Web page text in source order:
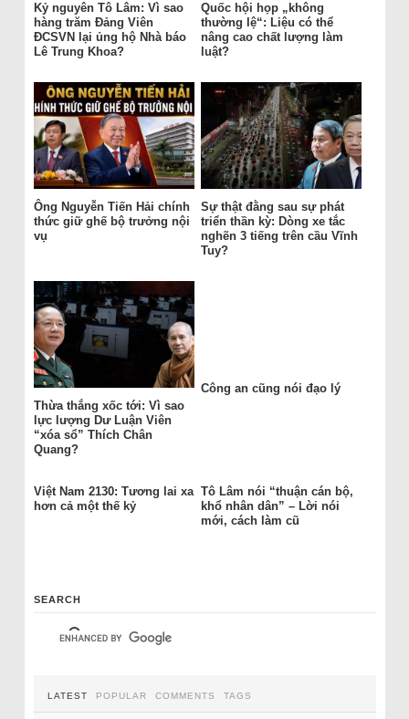
Kỷ nguyên Tô Lâm: Vì sao
hàng trăm Đảng Viên
ĐCSVN lại ủng hộ Nhà báo
Lê Trung Khoa?
Quốc hội họp „không
thường lệ“: Liệu có thể
nâng cao chất lượng làm
luật?
Ông Nguyễn Tiến Hải chính
thức giữ ghế bộ trưởng nội
vụ
Sự thật đằng sau sự phát
triển thần kỳ: Dòng xe tắc
nghẽn 3 tiếng trên cầu Vĩnh
Tuy?
Thừa thắng xốc tới: Vì sao
lực lượng Dư Luận Viên
“xóa sổ” Thích Chân
Quang?
Công an cũng nói đạo lý
Việt Nam 2130: Tương lai xa
hơn cả một thế kỷ
Tô Lâm nói “thuận cán bộ,
khổ nhân dân” – Lời nói
mới, cách làm cũ
SEARCH
LATEST POPULAR COMMENTS TAGS